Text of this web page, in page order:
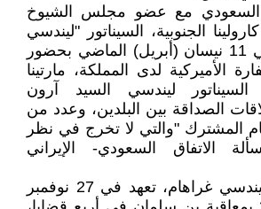
السعودي مع عضو مجلس الشيوخ
الجنوبية، السيناتور "ليندسي
غراهام" في جدة في 11 نيسان (أبريل) الماضي بحضور
الأميركية لدى المملكة، مارتينا
ليندسي السيد آرون
الصداقة بين البلدين، وعدد من
المشترك "والتي لا تخرج في نظر
الاتفاق السعودي- الإيراني
يذكر أن السيناتور ليندسي غراهام، تعهد في 27 نوفمبر